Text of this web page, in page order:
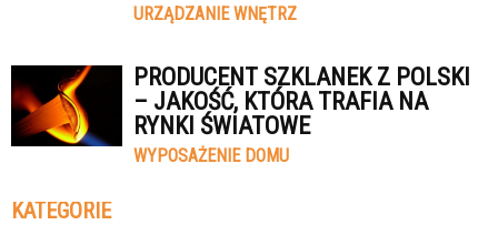
URZĄDZANIE WNĘTRZ
PRODUCENT SZKLANEK Z POLSKI
– JAKOŚĆ, KTÓRA TRAFIA NA
RYNKI ŚWIATOWE
WYPOSAŻENIE DOMU
KATEGORIE